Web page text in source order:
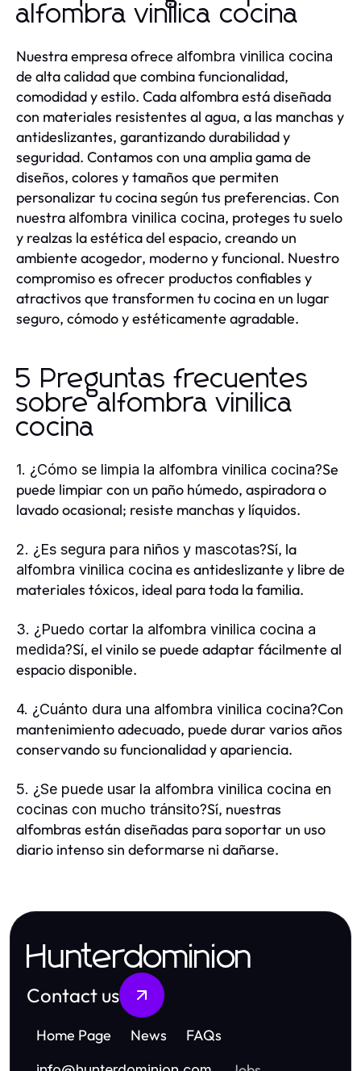
alfombra vinilica cocina
Nuestra empresa ofrece alfombra vinilica cocina
de alta calidad que combina funcionalidad,
comodidad y estilo. Cada alfombra está diseñada
con materiales resistentes al agua, a las manchas y
antideslizantes, garantizando durabilidad y
seguridad. Contamos con una amplia gama de
diseños, colores y tamaños que permiten
personalizar tu cocina según tus preferencias. Con
nuestra alfombra vinilica cocina, proteges tu suelo
y realzas la estética del espacio, creando un
ambiente acogedor, moderno y funcional. Nuestro
compromiso es ofrecer productos confiables y
atractivos que transformen tu cocina en un lugar
seguro, cómodo y estéticamente agradable.
5 Preguntas frecuentes
sobre alfombra vinilica
cocina
1. ¿Cómo se limpia la alfombra vinilica cocina?Se
puede limpiar con un paño húmedo, aspiradora o
lavado ocasional; resiste manchas y líquidos.
2. ¿Es segura para niños y mascotas?Sí, la
alfombra vinilica cocina es antideslizante y libre de
materiales tóxicos, ideal para toda la familia.
3. ¿Puedo cortar la alfombra vinilica cocina a
medida?Sí, el vinilo se puede adaptar fácilmente al
espacio disponible.
4. ¿Cuánto dura una alfombra vinilica cocina?Con
mantenimiento adecuado, puede durar varios años
conservando su funcionalidad y apariencia.
5. ¿Se puede usar la alfombra vinilica cocina en
cocinas con mucho tránsito?Sí, nuestras
alfombras están diseñadas para soportar un uso
diario intenso sin deformarse ni dañarse.
Hunterdominion
Contact us
Home Page News FAQs